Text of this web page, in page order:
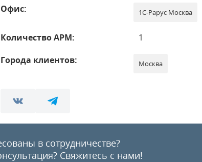
Офис: 1С-Рарус Москва
Количество АРМ:
1
Города клиентов:
Москва
в сотрудничестве?
Свяжитесь с нами!